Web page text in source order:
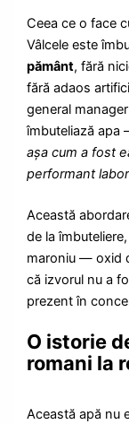
Ceea ce o face
Vâlcele este
pământ, fără
fără adaos
general
îmbuteliază
așa cum a fost
performant
Această
de la
maroniu — oxid
că izvorul nu a
prezent în
O istorie
romani la
Această apă nu